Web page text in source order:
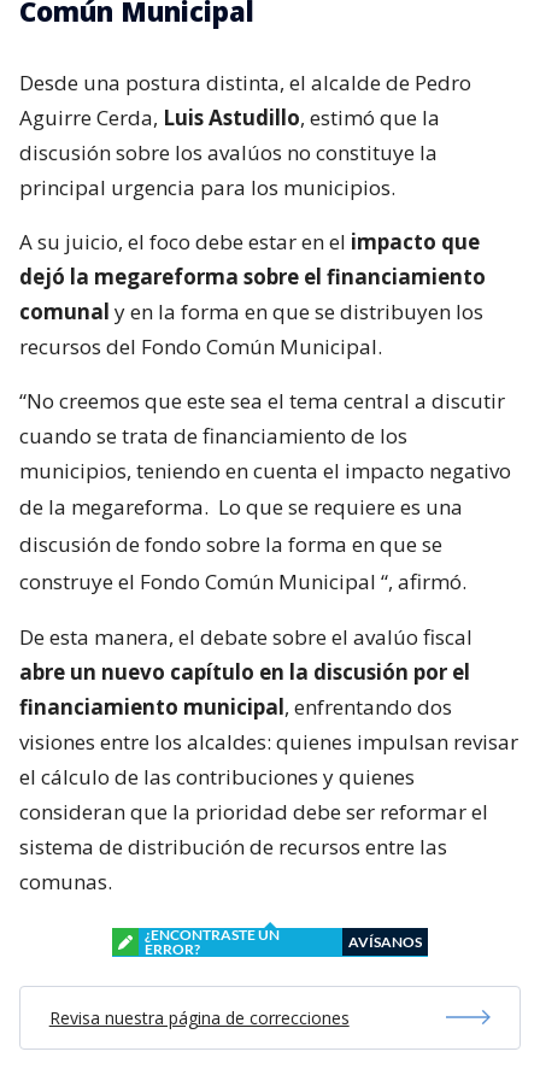
Común Municipal
Desde una postura distinta, el alcalde de Pedro
Aguirre Cerda, Luis Astudillo, estimó que la
discusión sobre los avalúos no constituye la
principal urgencia para los municipios.
A su juicio, el foco debe estar en el impacto que
dejó la megareforma sobre el financiamiento
comunal y en la forma en que se distribuyen los
recursos del Fondo Común Municipal.
“No creemos que este sea el tema central a discutir
cuando se trata de financiamiento de los
municipios, teniendo en cuenta el impacto negativo
de la megareforma. Lo que se requiere es una
discusión de fondo sobre la forma en que se
construye el Fondo Común Municipal “, afirmó.
De esta manera, el debate sobre el avalúo fiscal
abre un nuevo capítulo en la discusión por el
financiamiento municipal, enfrentando dos
visiones entre los alcaldes: quienes impulsan revisar
el cálculo de las contribuciones y quienes
consideran que la prioridad debe ser reformar el
sistema de distribución de recursos entre las
comunas.
¿ENCONTRASTE UN
ERROR?
AVÍSANOS
Revisa nuestra página de correcciones